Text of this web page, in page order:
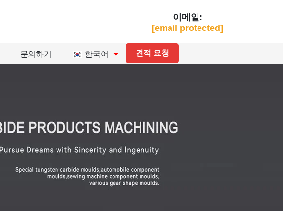
이메일:
[email protected]
문의하기 한국어 견적 요청